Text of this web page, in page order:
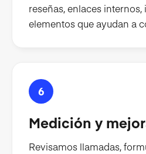
reseñas, enlaces internos,
elementos que ayudan a
6
Medición y
Revisamos llamadas,